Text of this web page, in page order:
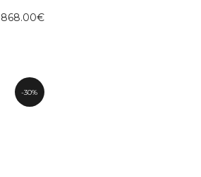
868.00€
30%